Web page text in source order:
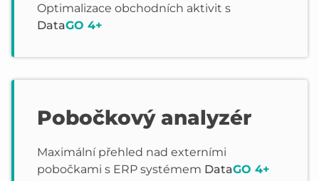
Optimalizace obchodních aktivit s
DataGO 4+
Pobočkový analyzér
Maximální přehled nad externími
pobočkami s ERP systémem DataGO 4+